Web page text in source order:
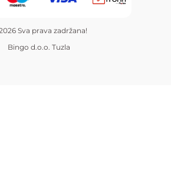
Sva prava zadržana!
Bingo d.o.o. Tuzla